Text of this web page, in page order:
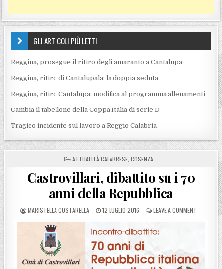
GLI ARTICOLI PIÙ LETTI
Reggina, prosegue il ritiro degli amaranto a Cantalupa
Reggina, ritiro di Cantalupala: la doppia seduta
Reggina, ritiro Cantalupa: modifica al programma allenamenti
Cambia il tabellone della Coppa Italia di serie D
Tragico incidente sul lavoro a Reggio Calabria
POSTED IN
ATTUALITÀ CALABRESE, COSENZA
Castrovillari, dibattito su i 70
anni della Repubblica
POSTED BY
MARISTELLA COSTARELLA POSTED ON
12 LUGLIO 2016 LEAVE A COMMENT ON